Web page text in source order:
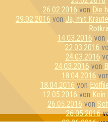
26.02.2016 von Die
29.02.2016 von Ja, mit
14.03.2016 von
22.03.2016
24.03.2016
24.03.2016 von
18.04.2016 von
18.04.2016 von
12.05.2016 von
26.05.2016 von
26.05.2016
23.06.2016